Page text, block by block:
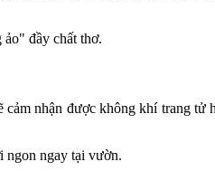
đầy chất thơ.
nhận được không khí trang tử
ngon ngay tại vườn.